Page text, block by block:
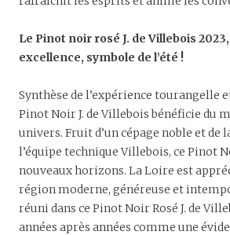
Le Pinot noir rosé J. de Villebois
excellence, symbole de l’été !
Synthèse de l’expérience tourangelle
Pinot Noir J. de Villebois bénéficie du
univers. Fruit d’un cépage noble et de
l’équipe technique Villebois, ce Pinot
nouveaux horizons. La Loire est
région moderne, généreuse et
réuni dans ce Pinot Noir Rosé J. de
années après années comme une